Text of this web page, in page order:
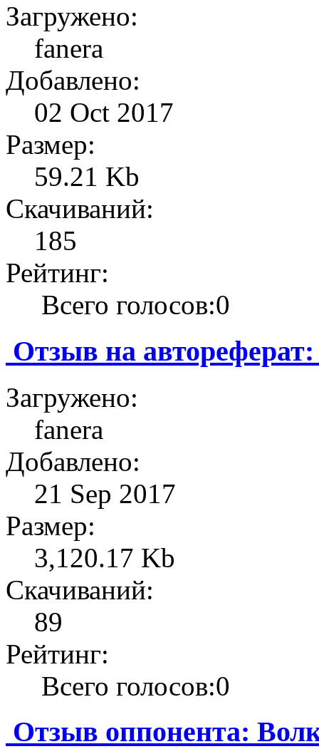
Загружено:
fanera
Добавлено:
02 Oct 2017
Размер:
59.21 Kb
Скачиваний:
185
Рейтинг:
Всего голосов:0
Отзыв на
Загружено:
fanera
Добавлено:
21 Sep 2017
Размер:
3,120.17 Kb
Скачиваний:
89
Рейтинг:
Всего голосов:0
Отзыв оппонента: